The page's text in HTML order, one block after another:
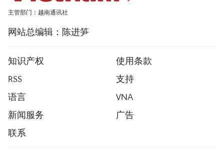
主管部门：越南通讯社
网站总编辑：陈进笋
知识产权
使用条款
RSS
支持
语言
VNA
新闻服务
广告
联系